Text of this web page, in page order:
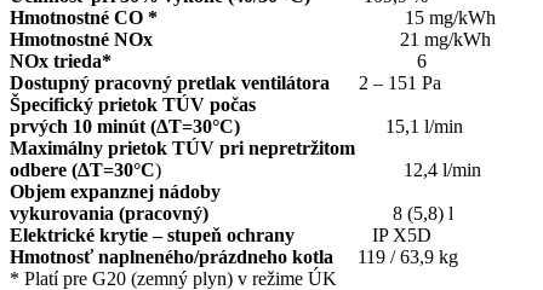
Hmotnostné CO * 15 mg/kWh
Hmotnostné NOx
21 mg/kWh
NOx trieda* 6
Dostupný pracovný pretlak ventilátora 2 – 151 Pa
Špecifický prietok TÚV počas
prvých 10 minút (ΔT=30°C) 15,1 l/min
Maximálny prietok TÚV pri nepretržitom
odbere (ΔT=30°C) 12,4 l/min
Objem expanznej nádoby
vykurovania (pracovný) 8 (5,8) l
Elektrické krytie – stupeň ochrany
IP X5D
Hmotnosť naplneného/prázdneho kotla 119 / 63,9 kg
* Platí pre G20 (zemný plyn) v režime ÚK